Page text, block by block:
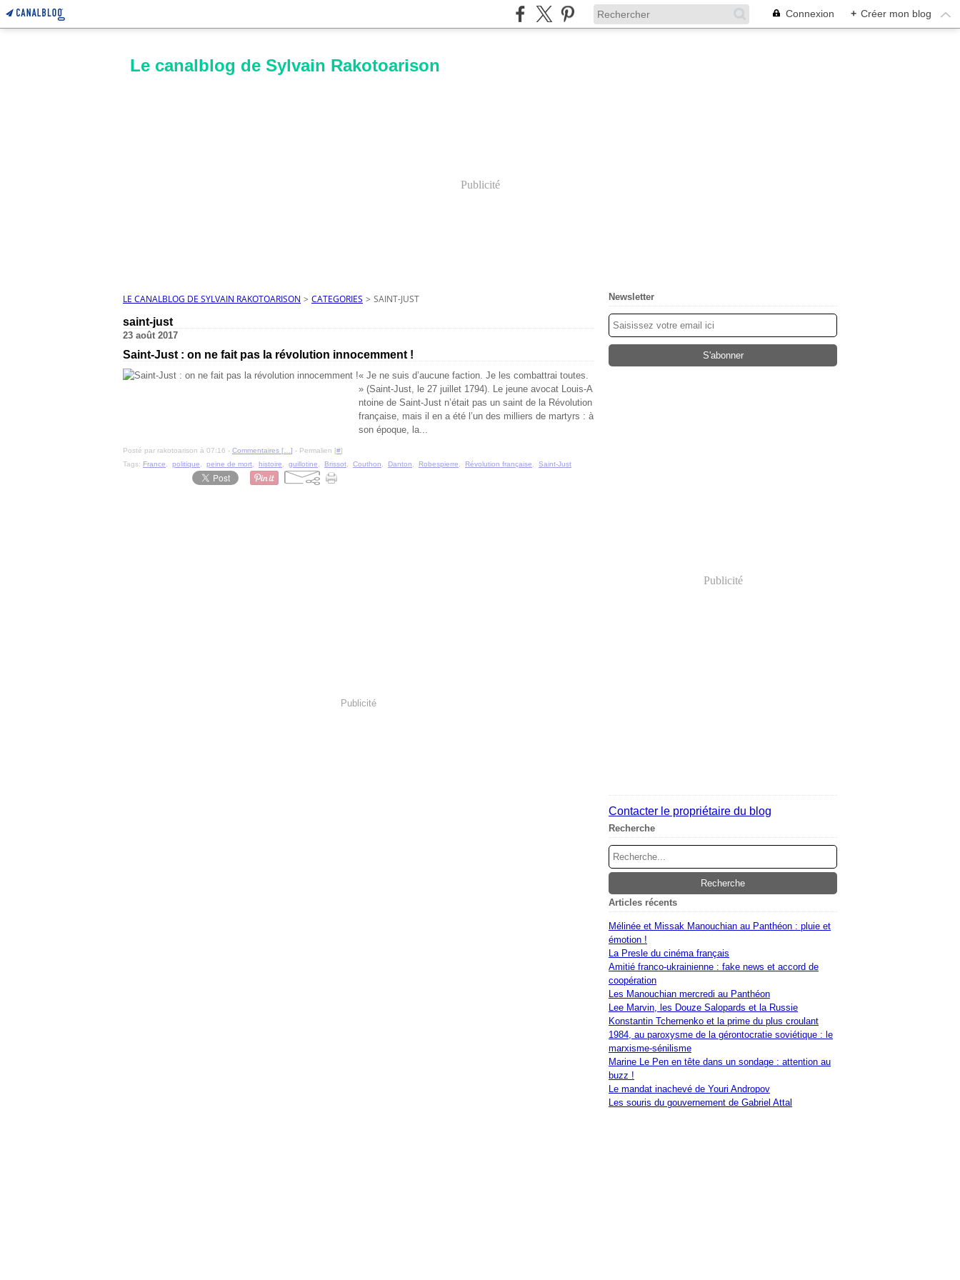
Connexion + Créer mon blog
Le canalblog de Sylvain Rakotoarison
Publicité
LE CANALBLOG DE SYLVAIN RAKOTOARISON > CATEGORIES > SAINT-JUST
saint-just
23 août 2017
Saint-Just : on ne fait pas la révolution innocemment !
« Je ne suis d’aucune faction. Je les combattrai toutes.
» (Saint-Just, le 27 juillet 1794). Le jeune avocat Louis-A
ntoine de Saint-Just n’était pas un saint de la Révolution
française, mais il en a été l’un des milliers de martyrs : à
son époque, la...
Posté par rakotoarison à 07:16 - Commentaires [ ] - Permalien [#]
Tags: France politique peine de mort histoire guillotine Brissot Couthon Danton Robespierre Révolution française Saint-Just
Publicité
Newsletter
Publicité
Contacter le propriétaire du blog
Recherche
Articles récents
Mélinée et Missak Manouchian au Panthéon : pluie et
émotion !
La Presle du cinéma français
Amitié franco-ukrainienne : fake news et accord de
coopération
Les Manouchian mercredi au Panthéon
Lee Marvin, les Douze Salopards et la Russie
Konstantin Tchernenko et la prime du plus croulant
1984, au paroxysme de la gérontocratie soviétique : le
marxisme-sénilisme
Marine Le Pen en tête dans un sondage : attention au
buzz !
Le mandat inachevé de Youri Andropov
Les souris du gouvernement de Gabriel Attal